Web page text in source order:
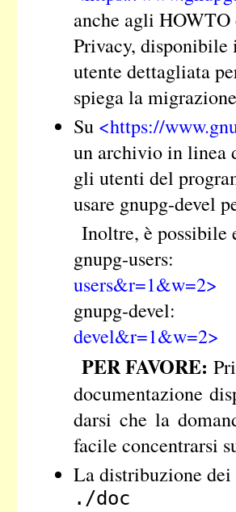
anche agli
Privacy, disponibile
utente dettagliata
spiega la
Su <https://
un archivio in linea
gli utenti del
usare gnupg-devel
Inoltre, è possibile
gnupg-
users&r=1&w=2>
gnupg-
devel&r=1&w=2>
PER FAVORE:
documentazione
darsi che la
facile concentrarsi
La distribuzione
./doc